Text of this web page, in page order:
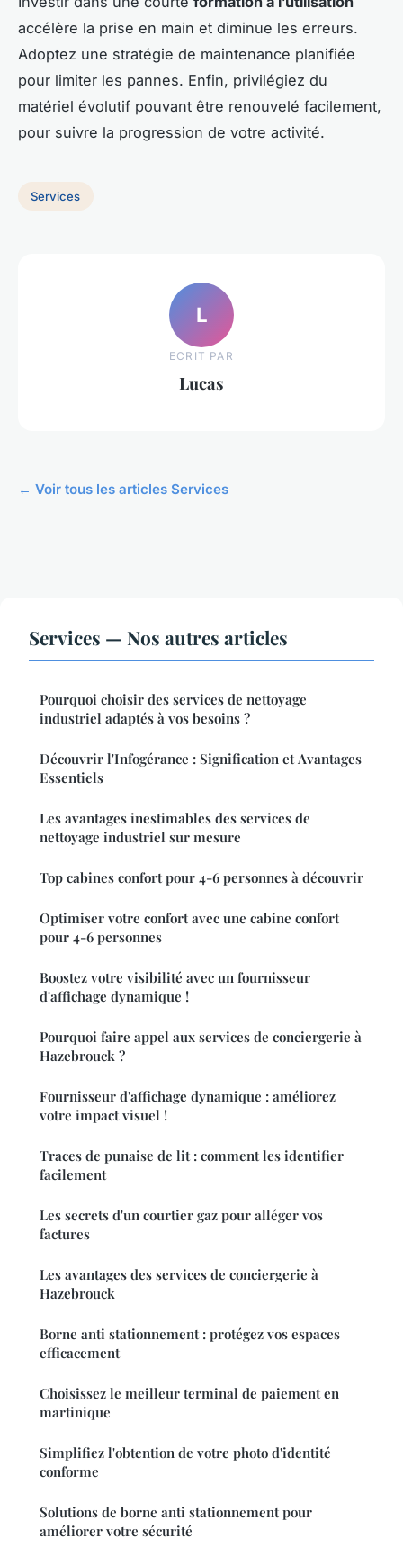
accélère la prise en main et diminue les erreurs.
Adoptez une stratégie de maintenance planifiée
pour limiter les pannes. Enfin, privilégiez du
matériel évolutif pouvant être renouvelé facilement,
pour suivre la progression de votre activité.
Services
L
ECRIT PAR
Lucas
← Voir tous les articles Services
Services — Nos autres articles
Pourquoi choisir des services de nettoyage
industriel adaptés à vos besoins ?
Découvrir l'Infogérance : Signification et Avantages
Essentiels
Les avantages inestimables des services de
nettoyage industriel sur mesure
Top cabines confort pour 4-6 personnes à découvrir
Optimiser votre confort avec une cabine confort
pour 4-6 personnes
Boostez votre visibilité avec un fournisseur
d'affichage dynamique !
Pourquoi faire appel aux services de conciergerie à
Hazebrouck ?
Fournisseur d'affichage dynamique : améliorez
votre impact visuel !
Traces de punaise de lit : comment les identifier
facilement
Les secrets d'un courtier gaz pour alléger vos
factures
Les avantages des services de conciergerie à
Hazebrouck
Borne anti stationnement : protégez vos espaces
efficacement
Choisissez le meilleur terminal de paiement en
martinique
Simplifiez l'obtention de votre photo d'identité
conforme
Solutions de borne anti stationnement pour
améliorer votre sécurité